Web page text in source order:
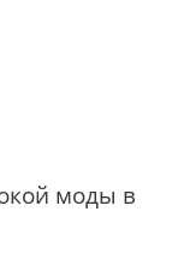
моды в